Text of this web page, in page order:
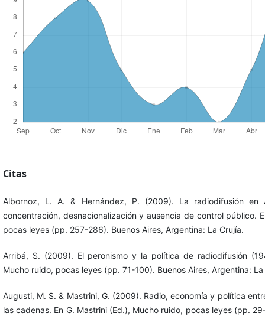
Citas
Albornoz, L. A. & Hernández, P. (2009). La radiodifusión
concentración, desnacionalización y ausencia de control público.
pocas leyes (pp. 257-286). Buenos Aires, Argentina: La Crujía.
Arribá, S. (2009). El peronismo y la política de radiodifusión
Mucho ruido, pocas leyes (pp. 71-100). Buenos Aires, Argentina: La
Augusti, M. S. & Mastrini, G. (2009). Radio, economía y política
las cadenas. En G. Mastrini (Ed.), Mucho ruido, pocas leyes (pp.